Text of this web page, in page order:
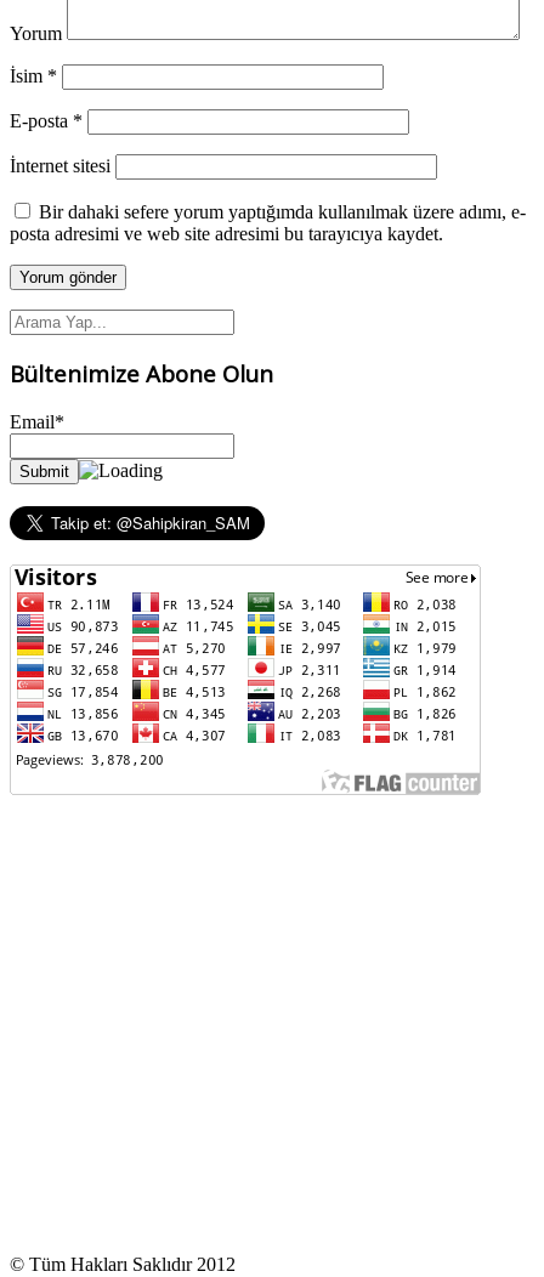
Yorum
İsim *
E-posta *
İnternet sitesi
Bir dahaki sefere yorum yaptığımda kullanılmak üzere adımı, e-
posta adresimi ve web site adresimi bu tarayıcıya kaydet.
Bültenimize Abone Olun
Email*
© Tüm Hakları Saklıdır 2012